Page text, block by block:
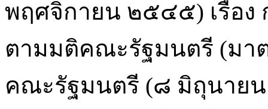
พฤศจิกายน ๒๕๔๕) เรื่อง
ตามมติคณะรัฐมนตรี (มา
คณะรัฐมนตรี (๘ มิถุนาย